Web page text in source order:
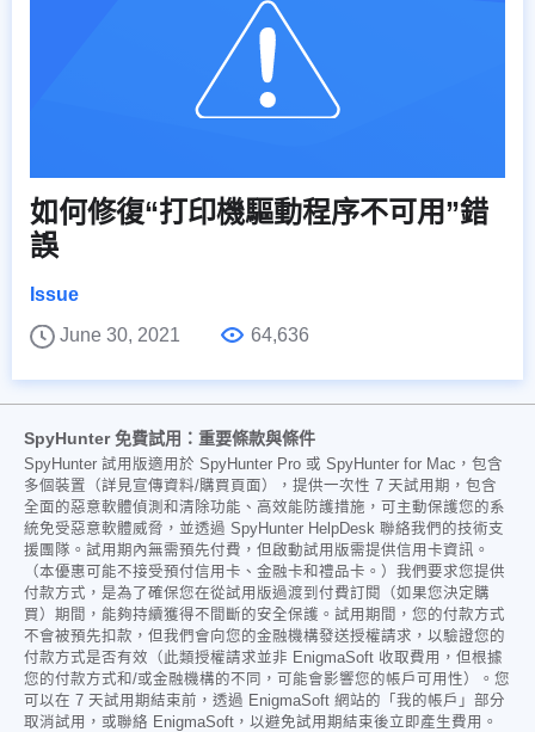
如何修復“打印機驅動程序不可用”錯
誤
Issue
June 30, 2021
64,636
SpyHunter 免費試用：重要條款與條件
SpyHunter 試用版適用於 SpyHunter Pro 或 SpyHunter for Mac，包含
多個裝置（詳見宣傳資料/購買頁面），提供一次性 7 天試用期，包含
全面的惡意軟體偵測和清除功能、高效能防護措施，可主動保護您的系
統免受惡意軟體威脅，並透過 SpyHunter HelpDesk 聯絡我們的技術支
援團隊。試用期內無需預先付費，但啟動試用版需提供信用卡資訊。
（本優惠可能不接受預付信用卡、金融卡和禮品卡。）我們要求您提供
付款方式，是為了確保您在從試用版過渡到付費訂閱（如果您決定購
買）期間，能夠持續獲得不間斷的安全保護。試用期間，您的付款方式
不會被預先扣款，但我們會向您的金融機構發送授權請求，以驗證您的
付款方式是否有效（此類授權請求並非 EnigmaSoft 收取費用，但根據
您的付款方式和/或金融機構的不同，可能會影響您的帳戶可用性）。您
可以在 7 天試用期結束前，透過 EnigmaSoft 網站的「我的帳戶」部分
取消試用，或聯絡 EnigmaSoft，以避免試用期結束後立即產生費用。